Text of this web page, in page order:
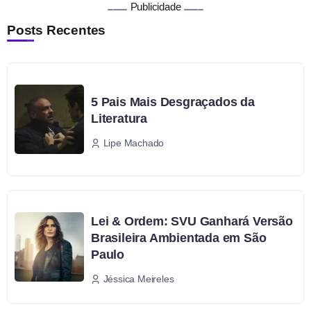
Publicidade
Posts Recentes
5 Pais Mais Desgraçados da
Literatura
Lipe Machado
Lei & Ordem: SVU Ganhará Versão
Brasileira Ambientada em São
Paulo
Jéssica Meireles